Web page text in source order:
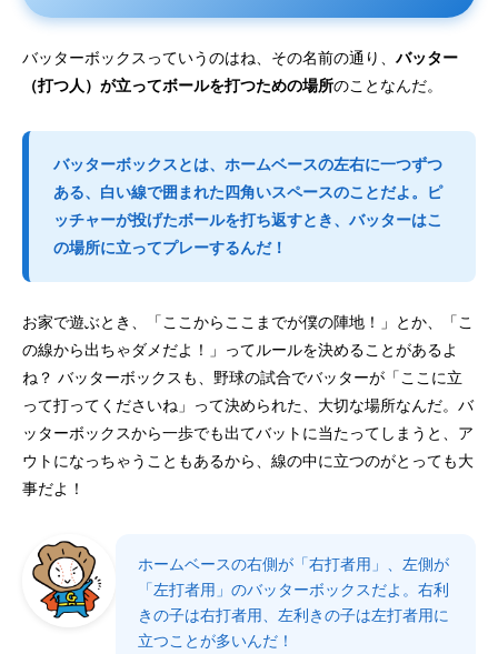
バッターボックスっていうのはね、その名前の通り、 バッター
（打つ人）が立ってボールを打つための場所のことなんだ。
バッターボックスとは、ホームベースの左右に一つずつ
ある、白い線で囲まれた四角いスペースのことだよ。ピ
ッチャーが投げたボールを打ち返すとき、バッターはこ
の場所に立ってプレーするんだ！
お家で遊ぶとき、「ここからここまでが僕の陣地！」とか、「こ
の線から出ちゃダメだよ！」ってルールを決めることがあるよ
ね？ バッターボックスも、野球の試合でバッターが「ここに立
って打ってくださいね」って決められた、大切な場所なんだ。バ
ッターボックスから一歩でも出てバットに当たってしまうと、ア
ウトになっちゃうこともあるから、線の中に立つのがとっても大
事だよ！
ホームベースの右側が「右打者用」、左側が
「左打者用」のバッターボックスだよ。右利
きの子は右打者用、左利きの子は左打者用に
立つことが多いんだ！